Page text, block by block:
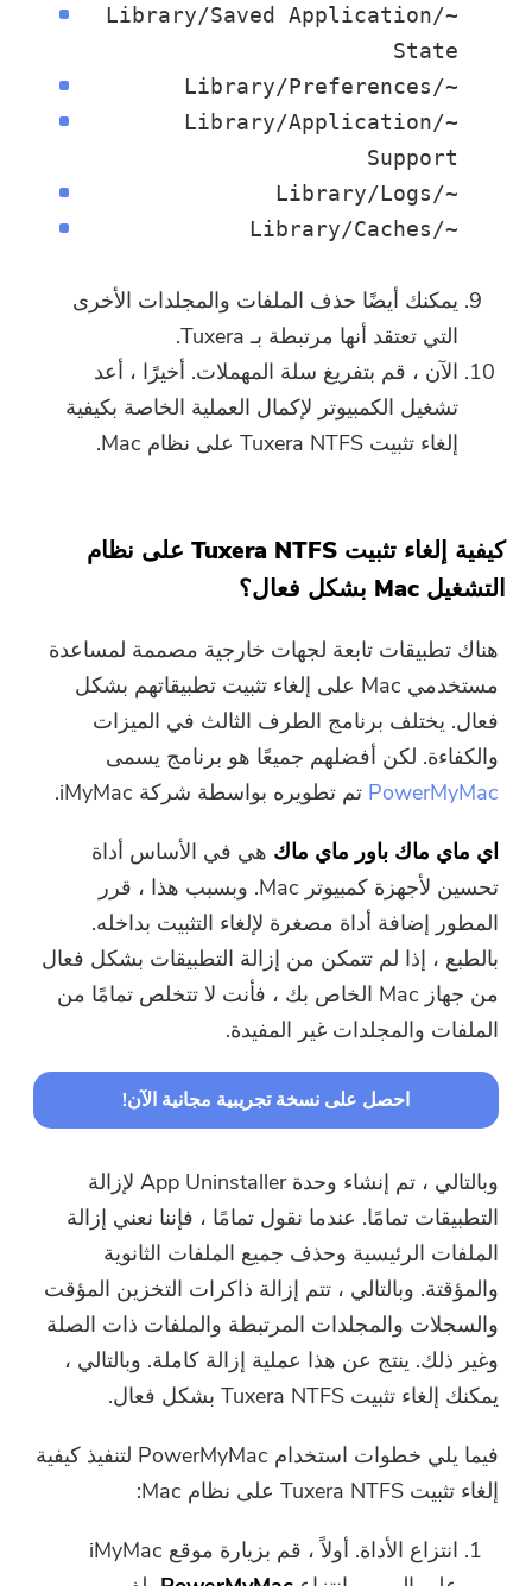
~/Library/Saved Application
State
~/Library/Preferences
~/Library/Application
Support
~/Library/Logs
~/Library/Caches
يمكنك أيضًا حذف الملفات والمجلدات الأخرى
التي تعتقد أنها مرتبطة بـ Tuxera.
الآن ، قم بتفريغ سلة المهملات. أخيرًا ، أعد
تشغيل الكمبيوتر لإكمال العملية الخاصة بكيفية
إلغاء تثبيت Tuxera NTFS على نظام Mac.
كيفية إلغاء تثبيت Tuxera NTFS على نظام
التشغيل Mac بشكل فعال؟
هناك تطبيقات تابعة لجهات خارجية مصممة لمساعدة
مستخدمي Mac على إلغاء تثبيت تطبيقاتهم بشكل
فعال. يختلف برنامج الطرف الثالث في الميزات
والكفاءة. لكن أفضلهم جميعًا هو برنامج يسمى
PowerMyMac تم تطويره بواسطة شركة iMyMac.
اي ماي ماك باور ماي ماك هي في الأساس أداة
تحسين لأجهزة كمبيوتر Mac. وبسبب هذا ، قرر
المطور إضافة أداة مصغرة لإلغاء التثبيت بداخله.
بالطبع ، إذا لم تتمكن من إزالة التطبيقات بشكل فعال
من جهاز Mac الخاص بك ، فأنت لا تتخلص تمامًا من
الملفات والمجلدات غير المفيدة.
احصل على نسخة تجريبية مجانية الآن!
وبالتالي ، تم إنشاء وحدة App Uninstaller لإزالة
التطبيقات تمامًا. عندما نقول تمامًا ، فإننا نعني إزالة
الملفات الرئيسية وحذف جميع الملفات الثانوية
والمؤقتة. وبالتالي ، تتم إزالة ذاكرات التخزين المؤقت
والسجلات والمجلدات المرتبطة والملفات ذات الصلة
وغير ذلك. ينتج عن هذا عملية إزالة كاملة. وبالتالي ،
يمكنك إلغاء تثبيت Tuxera NTFS بشكل فعال.
فيما يلي خطوات استخدام PowerMyMac لتنفيذ كيفية
إلغاء تثبيت Tuxera NTFS على نظام Mac:
انتزاع الأداة. أولاً ، قم بزيارة موقع iMyMac
اشترك في أفضل عروضنا وأخبارنا
حول تطبيقات iMyMac.
الحارة موجه
يمكن أن يكون هذا البرنامج فقط لا
يمكن تنزيل هذا البرنامج واستخدامه
إلا على جهاز Mac. يمكنك إدخال
عنوان بريدك الإلكتروني للحصول
على رابط التنزيل ورمز القسيمة.
إذا كنت ترغب في شراء البرنامج ،
الرجاء إدخال عنوان بريد إلكتروني صالح.
إرسال
شكرا لاشتراكك!
شكرا لاشتراكك!
تم إرسال رابط التنزيل ورمز القسيمة
user@email.com. يمكنك أيضًا النقر
فوق الزر لشراء البرنامج مباشرةً.
اشتري الآن